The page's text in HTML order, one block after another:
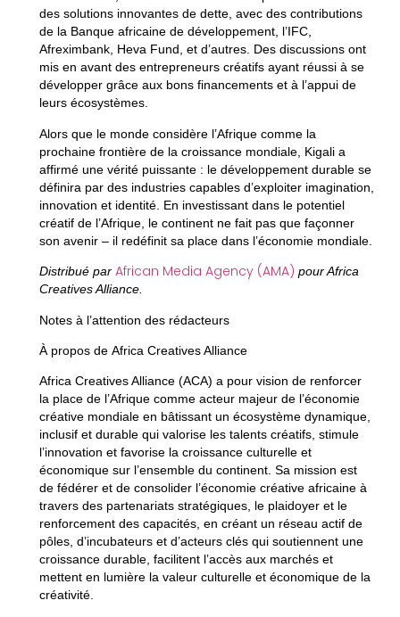
des solutions innovantes de dette, avec des contributions
de la Banque africaine de développement, l’IFC,
Afreximbank, Heva Fund, et d’autres. Des discussions ont
mis en avant des entrepreneurs créatifs ayant réussi à se
développer grâce aux bons financements et à l’appui de
leurs écosystèmes.
Alors que le monde considère l’Afrique comme la
prochaine frontière de la croissance mondiale, Kigali a
affirmé une vérité puissante : le développement durable se
définira par des industries capables d’exploiter imagination,
innovation et identité. En investissant dans le potentiel
créatif de l’Afrique, le continent ne fait pas que façonner
son avenir – il redéfinit sa place dans l’économie mondiale.
Distribué par African Media Agency (AMA) pour Africa
Creatives Alliance.
Notes à l’attention des rédacteurs
À propos de Africa Creatives Alliance
Africa Creatives Alliance (ACA) a pour vision de renforcer
la place de l’Afrique comme acteur majeur de l’économie
créative mondiale en bâtissant un écosystème dynamique,
inclusif et durable qui valorise les talents créatifs, stimule
l’innovation et favorise la croissance culturelle et
économique sur l’ensemble du continent. Sa mission est
de fédérer et de consolider l’économie créative africaine à
travers des partenariats stratégiques, le plaidoyer et le
renforcement des capacités, en créant un réseau actif de
pôles, d’incubateurs et d’acteurs clés qui soutiennent une
croissance durable, facilitent l’accès aux marchés et
mettent en lumière la valeur culturelle et économique de la
créativité.